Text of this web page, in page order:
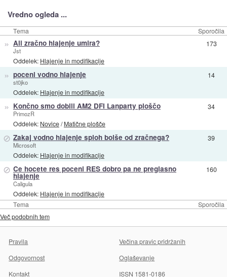
Vredno ogleda ...
Tema Sporočila
Tema Sporočila
» Ali zračno hlajenje umira?
Jst
Oddelek: Hlajenje in modifikacije
173
» poceni vodno hlajenje
st0jko
Oddelek: Hlajenje in modifikacije
14
» Končno smo dobili AM2 DFI Lanparty ploščo
PrimozR
Oddelek: Novice/Matične plošče
34
⊘ Zakaj vodno hlajenje sploh bolše od zračnega?
Microsoft
Oddelek: Hlajenje in modifikacije
39
⊘ Ce hocete res poceni RES dobro pa ne preglasno
hlajenje
Caligula
Oddelek: Hlajenje in modifikacije
160
Več podobnih tem
Pravila
Večina pravic pridržanih
Odgovornost
Oglaševanje
Kontakt
ISSN 1581-0186